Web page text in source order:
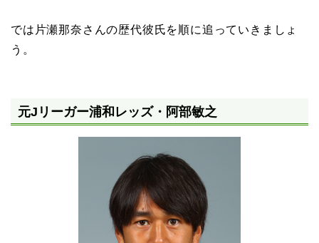
では片瀬那奈さんの歴代彼氏を順に追っていきましょ
う。
元Jリーガー浦和レッズ・阿部敏之